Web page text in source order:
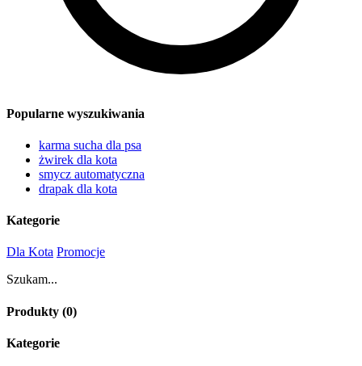
Popularne wyszukiwania
karma sucha dla psa
żwirek dla kota
smycz automatyczna
drapak dla kota
Kategorie
Dla Kota Promocje
Szukam...
Produkty (0)
Kategorie